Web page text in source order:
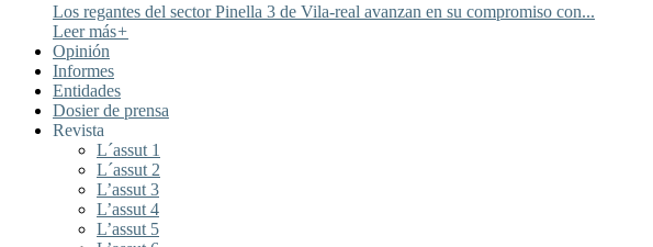
Los regantes del sector Pinella 3 de Vila-real avanzan en su compromiso con...
Leer más+
Opinión
Informes
Entidades
Dosier de prensa
Revista
L´assut 1
L´assut 2
L’assut 3
L’assut 4
L’assut 5